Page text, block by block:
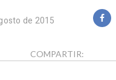
de 2015
COMPARTIR: